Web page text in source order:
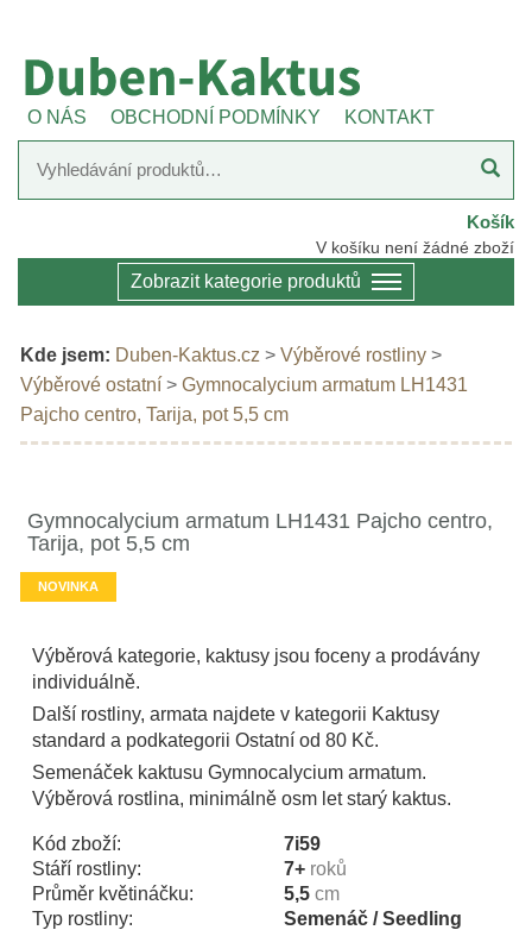
O NÁS OBCHODNÍ PODMÍNKY KONTAKT
Košík
V košíku není žádné zboží
Zobrazit kategorie produktů
Kde jsem: Duben-Kaktus.cz > Výběrové rostliny >
Výběrové ostatní > Gymnocalycium armatum LH1431
Pajcho centro, Tarija, pot 5,5 cm
Gymnocalycium armatum LH1431 Pajcho centro,
Tarija, pot 5,5 cm
NOVINKA
Výběrová kategorie, kaktusy jsou foceny a prodávány
individuálně.
Další rostliny, armata najdete v kategorii Kaktusy
standard a podkategorii Ostatní od 80 Kč.
Semenáček kaktusu Gymnocalycium armatum.
Výběrová rostlina, minimálně osm let starý kaktus.
Kód zboží:
7i59
Stáří rostliny:
7+ roků
Průměr květináčku:
5,5 cm
Typ rostliny:
Semenáč / Seedling